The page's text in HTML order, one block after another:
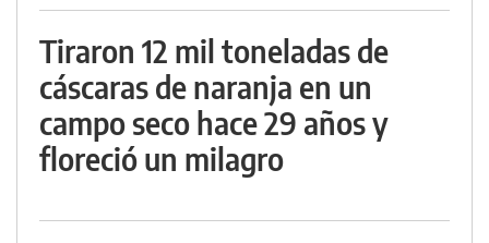
Tiraron 12 mil toneladas de
cáscaras de naranja en un
campo seco hace 29 años y
floreció un milagro